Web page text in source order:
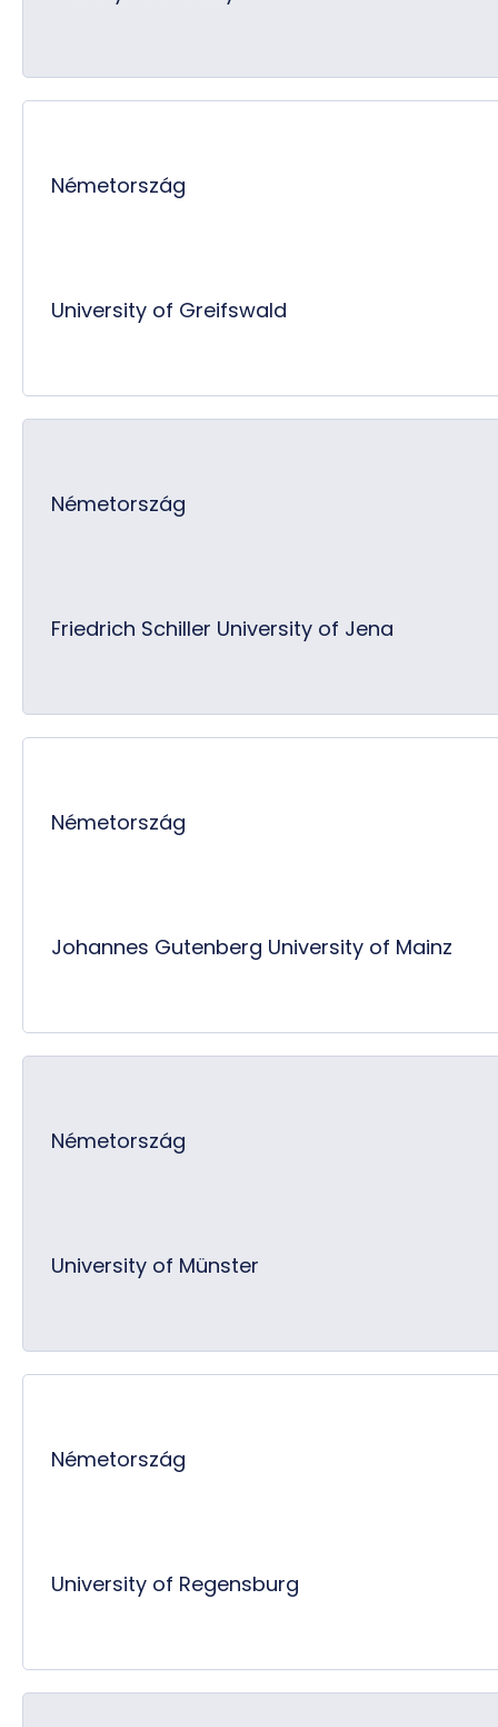
Németország
University of Greifswald
Németország
Friedrich Schiller University of Jena
Németország
Johannes Gutenberg University of Mainz
Németország
University of Münster
Németország
University of Regensburg